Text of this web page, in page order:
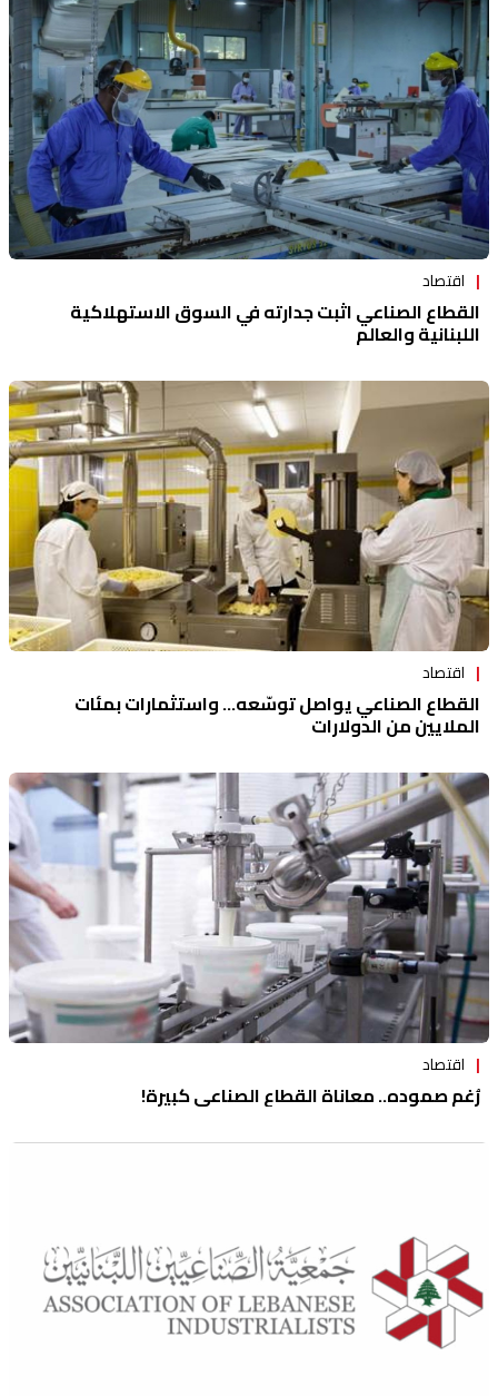
منوعات
اقتصاد
القطاع الصناعي اثبت جدارته في السوق الاستهلاكية
اللبنانية والعالم
اقتصاد
القطاع الصناعي يواصل توسّعه... واستثمارات بمئات
الملايين من الدولارات
اقتصاد
رُغم صموده.. معاناة القطاع الصناعي كبيرة!